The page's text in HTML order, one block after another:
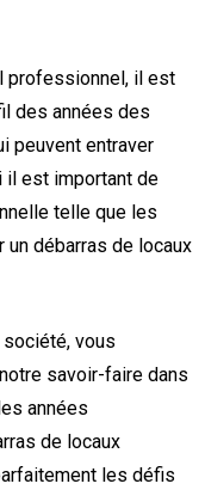
professionnel, il est
des années des
peuvent entraver
il est important de
telle que les
débarras de locaux
vous
savoir-faire dans
années
de locaux
les défis